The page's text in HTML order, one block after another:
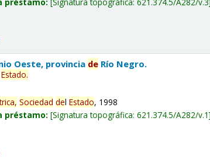
Oeste, provincia de Río Negro.
Estado.
Sociedad delEstado, 1998
préstamo: Signatura topográfica:621.374.5/A282/v.1